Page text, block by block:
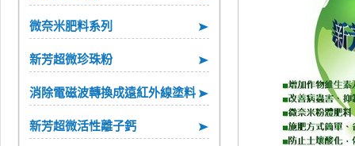
微奈米肥料系列
新芳超微珍珠粉
消除電磁波轉換成遠紅外線塗料
新芳超微活性離子鈣